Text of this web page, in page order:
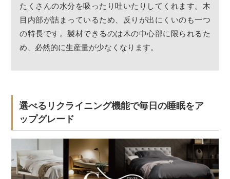
たくさんの水分を吸ったり吐いたりしてくれます。木
目内部が詰まっているため、反りが出にくいのも一つ
の特長です。製材できるのは木の中心部に限られるた
め、必然的に生産量が少なくなります。
選べるリクライニング機能で毎日の睡眠をア
ップグレード